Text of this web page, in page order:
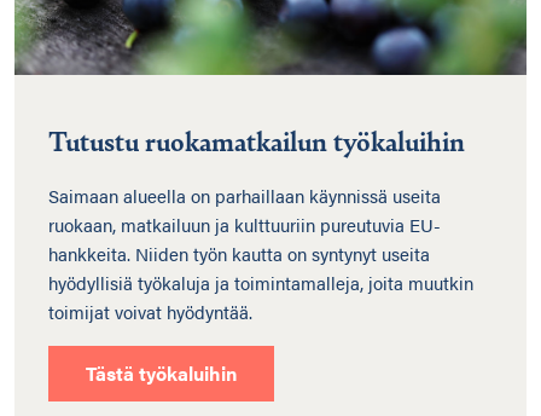
Tutustu ruokamatkailun työkaluihin
Saimaan alueella on parhaillaan käynnissä useita
ruokaan, matkailuun ja kulttuuriin pureutuvia EU-
hankkeita. Niiden työn kautta on syntynyt useita
hyödyllisiä työkaluja ja toimintamalleja, joita muutkin
toimijat voivat hyödyntää.
Tästä työkaluihin